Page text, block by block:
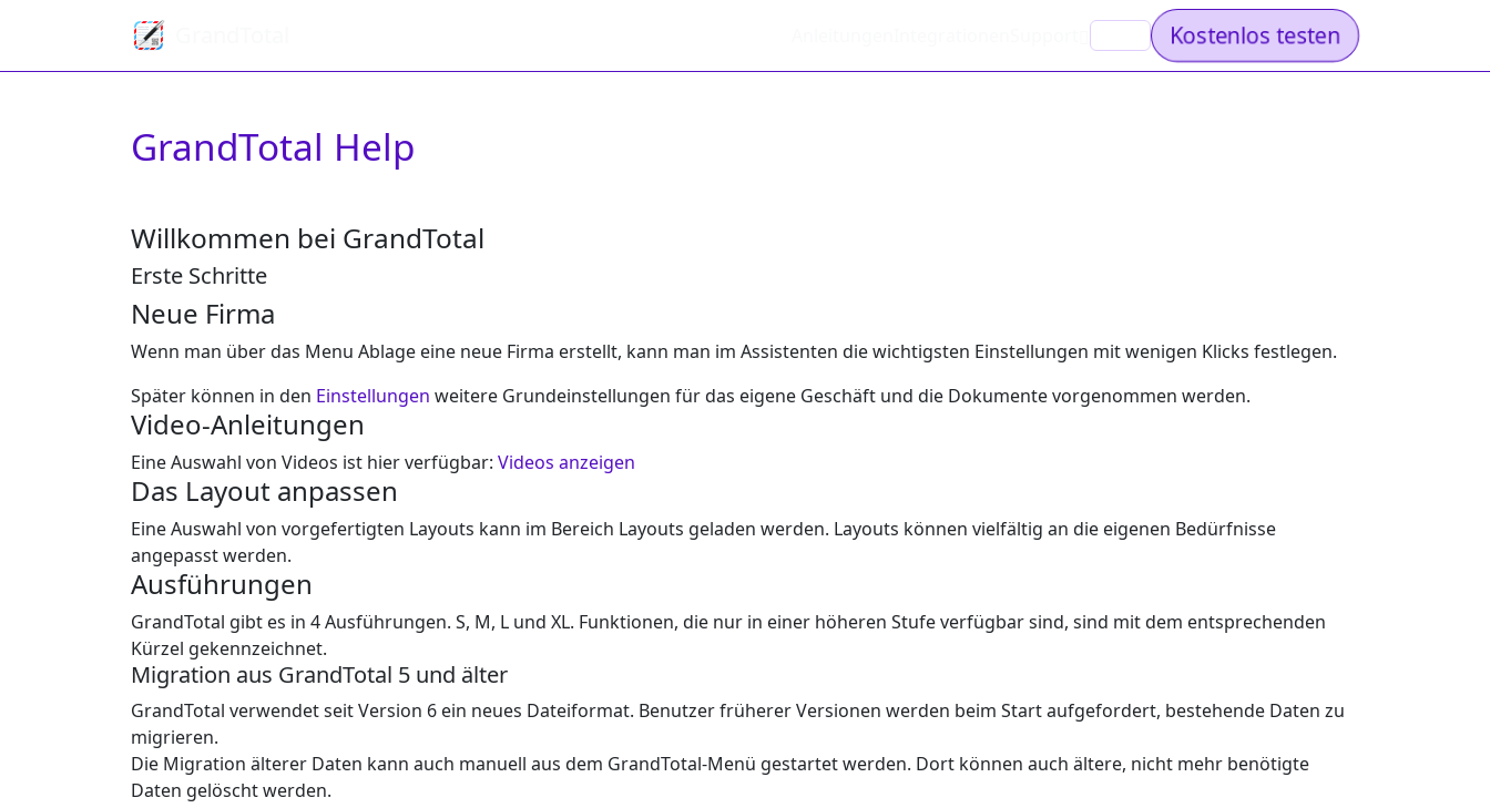
Kostenlos testen
GrandTotal Help
Willkommen bei GrandTotal
Erste Schritte
Neue Firma
Wenn man über das Menu Ablage eine neue Firma erstellt, kann man im Assistenten die wichtigsten Einstellungen mit wenigen Klicks festlegen.
Später können in den Einstellungen weitere Grundeinstellungen für das eigene Geschäft und die Dokumente vorgenommen werden.
Video-Anleitungen
Eine Auswahl von Videos ist hier verfügbar: Videos anzeigen
Das Layout anpassen
Eine Auswahl von vorgefertigten Layouts kann im Bereich Layouts geladen werden. Layouts können vielfältig an die eigenen Bedürfnisse
angepasst werden.
Ausführungen
GrandTotal gibt es in 4 Ausführungen. S, M, L und XL. Funktionen, die nur in einer höheren Stufe verfügbar sind, sind mit dem entsprechenden
Kürzel gekennzeichnet.
Migration aus GrandTotal 5 und älter
GrandTotal verwendet seit Version 6 ein neues Dateiformat. Benutzer früherer Versionen werden beim Start aufgefordert, bestehende Daten zu
migrieren.
Die Migration älterer Daten kann auch manuell aus dem GrandTotal-Menü gestartet werden. Dort können auch ältere, nicht mehr benötigte
Daten gelöscht werden.